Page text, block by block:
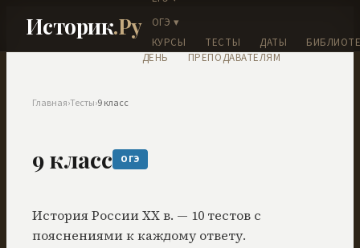
Историк.Ру
ОГЭ ▾
КУРСЫ
ТЕСТЫ ДАТЫ
ДЕНЬ
ПРЕПОДАВАТЕЛЯМ
Главная›Тесты›9 класс
9 класс ОГЭ
История России XX в. — 10 тестов с
пояснениями к каждому ответу.